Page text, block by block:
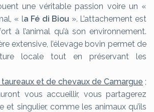
une véritable passion voire un «
« la Fé di Biou ». L’attachement est
à l’animal qu’à son environnement.
extensive, l’élevage bovin permet de
locale tout en préservant les
et de chevaux de Camargue ;
vous accueillir, vous partagerez
et singulier, comme les animaux qu’ils